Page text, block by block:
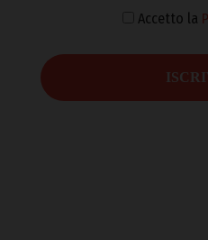
Accetto la